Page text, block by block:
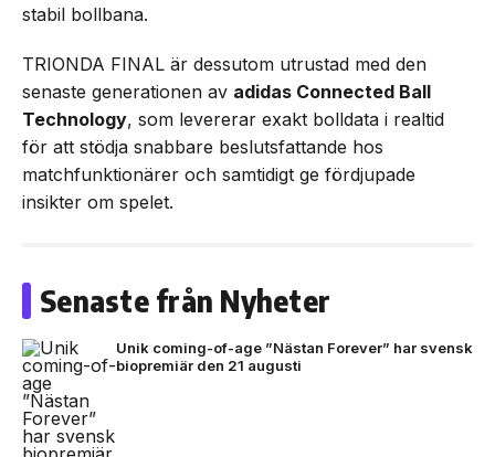
stabil bollbana.
TRIONDA FINAL är dessutom utrustad med den
senaste generationen av adidas Connected Ball
Technology, som levererar exakt bolldata i realtid
för att stödja snabbare beslutsfattande hos
matchfunktionärer och samtidigt ge fördjupade
insikter om spelet.
Senaste från Nyheter
Unik coming-of-age ”Nästan Forever” har svensk
biopremiär den 21 augusti